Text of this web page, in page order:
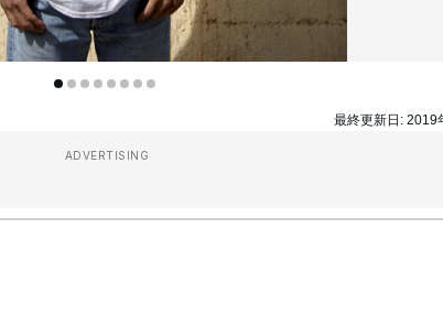
最終更新日: 2019
ADVERTISING